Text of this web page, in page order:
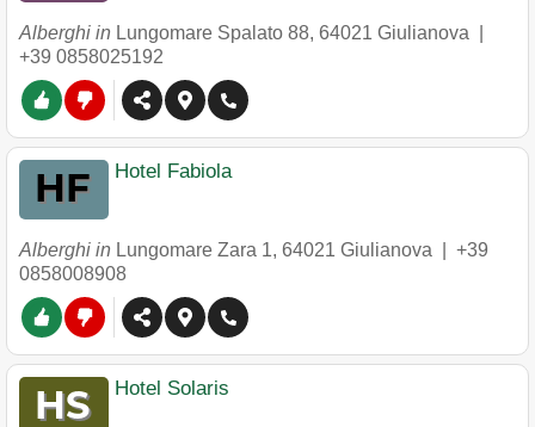
Alberghi in Lungomare Spalato 88, 64021 Giulianova
+39 0858025192
Hotel Fabiola
Alberghi in Lungomare Zara 1, 64021 Giulianova
+39
0858008908
Hotel Solaris